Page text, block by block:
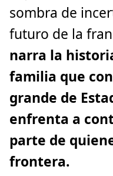
sombra de
futuro de la
narra la
familia que
grande de
enfrenta a
parte de
frontera.